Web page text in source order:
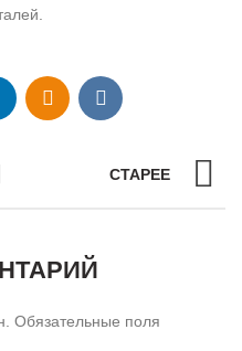
СТАРЕЕ
Обязательные поля